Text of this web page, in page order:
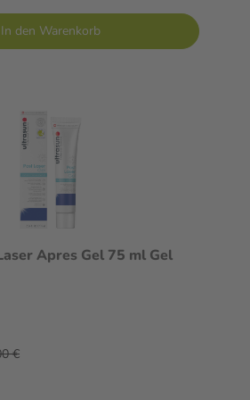
In den Warenkorb
ultrasun Post Laser Apres Gel 75 ml Gel
€